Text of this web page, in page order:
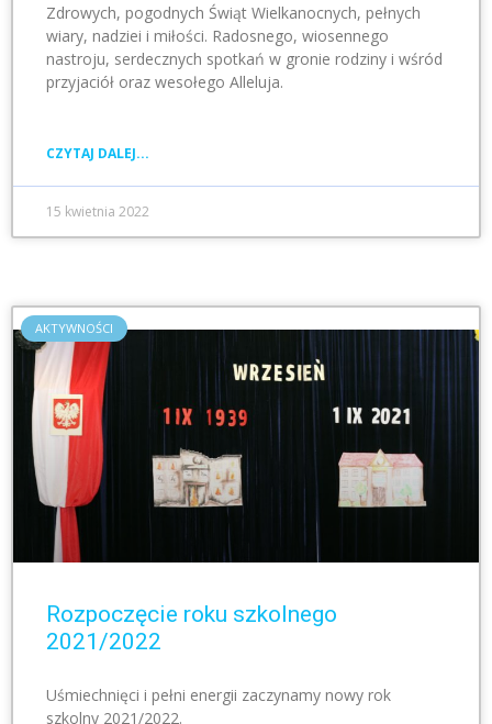
Zdrowych, pogodnych Świąt Wielkanocnych, pełnych
wiary, nadziei i miłości. Radosnego, wiosennego
nastroju, serdecznych spotkań w gronie rodziny i wśród
przyjaciół oraz wesołego Alleluja.
CZYTAJ DALEJ...
15 kwietnia 2022
AKTYWNOŚCI
Rozpoczęcie roku szkolnego
2021/2022
Uśmiechnięci i pełni energii zaczynamy nowy rok
szkolny 2021/2022.